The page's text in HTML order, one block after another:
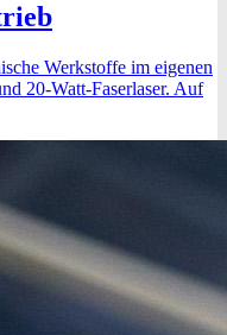
Werkstoffe im eigenen
20-Watt-Faserlaser. Auf